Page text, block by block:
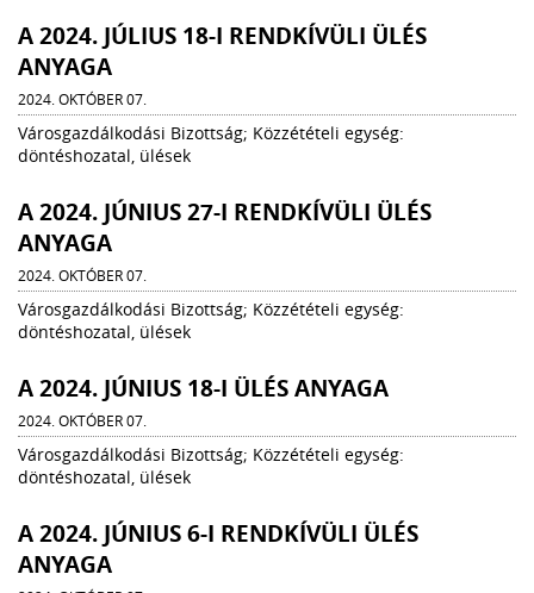
A 2024. JÚLIUS 18-I RENDKÍVÜLI ÜLÉS
ANYAGA
2024. OKTÓBER 07.
Városgazdálkodási Bizottság; Közzétételi egység:
döntéshozatal, ülések
A 2024. JÚNIUS 27-I RENDKÍVÜLI ÜLÉS
ANYAGA
2024. OKTÓBER 07.
Városgazdálkodási Bizottság; Közzétételi egység:
döntéshozatal, ülések
A 2024. JÚNIUS 18-I ÜLÉS ANYAGA
2024. OKTÓBER 07.
Városgazdálkodási Bizottság; Közzétételi egység:
döntéshozatal, ülések
A 2024. JÚNIUS 6-I RENDKÍVÜLI ÜLÉS
ANYAGA